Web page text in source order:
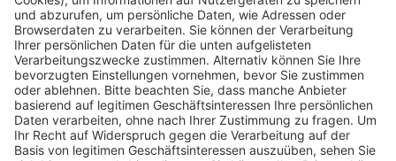
Pässe und Vereinswechsel
Trainerausbildung
Schulungsangebot Vereinsmitarbeiter
BFV-Geschäftsstellen
Trainerbörse
Login SpielPlus